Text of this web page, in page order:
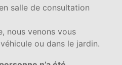
salle de consultation
nous venons vous
ou dans le jardin.